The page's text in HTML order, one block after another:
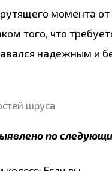
момента
того, что
надежным и
шруса
по